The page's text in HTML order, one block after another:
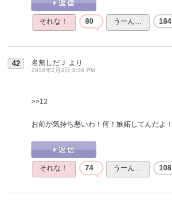
それな！ 80 うーん… 184
42 名無しだＪ より
2016年2月4日 8:39 PM
>>12
お前が気持ち悪いわ！何！嫉妬してんだよ！
それな！ 74 うーん… 108